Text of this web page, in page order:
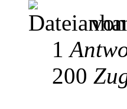
von
1
200